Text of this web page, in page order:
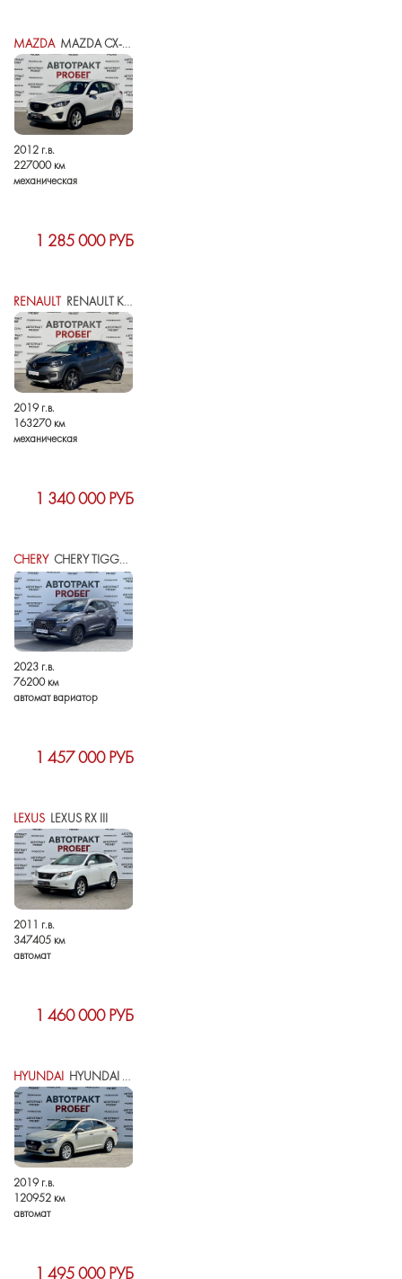
MAZDAMAZDA CX-5 I
2012 г.в.
227000 км
механическая
1 285 000 РУБ
RENAULT RENAULT KAPTUR I
2019 г.в.
163270 км
механическая
1 340 000 РУБ
CHERY CHERY TIGGO 4 PRO I РЕСТАЙЛИНГ
2023 г.в.
76200 км
автомат вариатор
1 457 000 РУБ
LEXUS LEXUS RX III
2011 г.в.
347405 км
автомат
1 460 000 РУБ
HYUNDAI HYUNDAI SOLARIS II
2019 г.в.
120952 км
автомат
1 495 000 РУБ